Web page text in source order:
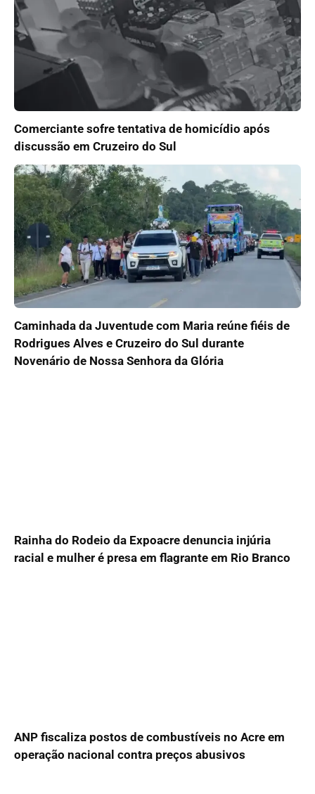
Comerciante sofre tentativa de homicídio após
discussão em Cruzeiro do Sul
Caminhada da Juventude com Maria reúne fiéis de
Rodrigues Alves e Cruzeiro do Sul durante
Novenário de Nossa Senhora da Glória
Rainha do Rodeio da Expoacre denuncia injúria
racial e mulher é presa em flagrante em Rio Branco
ANP fiscaliza postos de combustíveis no Acre em
operação nacional contra preços abusivos